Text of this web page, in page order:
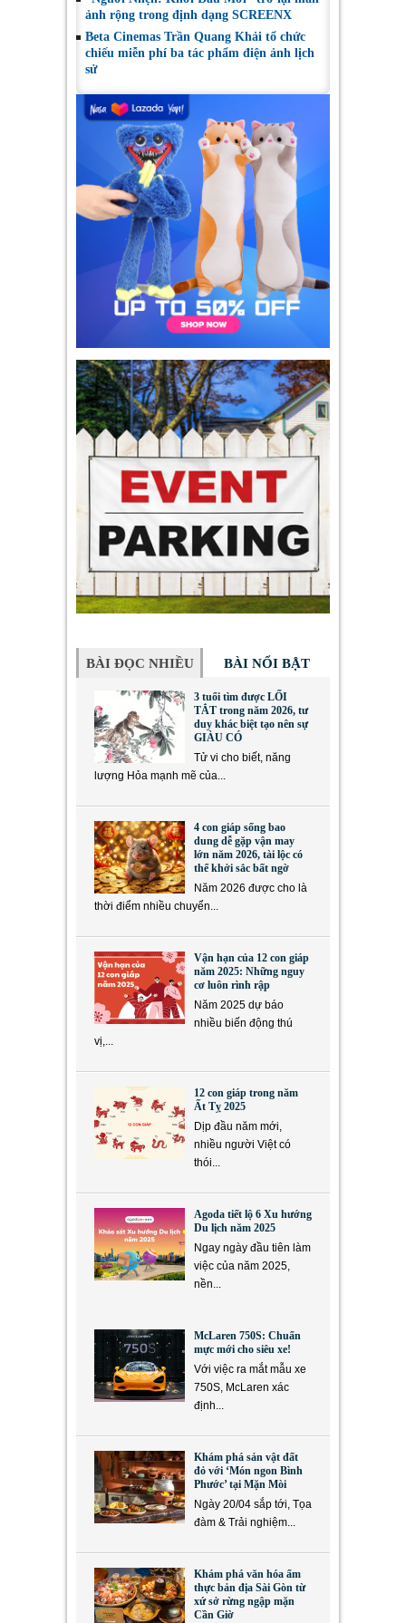
ảnh rộng trong định dạng SCREENX
Beta Cinemas Trần Quang Khải tổ chức
chiếu miễn phí ba tác phẩm điện ảnh lịch
sử
BÀI ĐỌC NHIỀU BÀI NỔI BẬT
3 tuổi tìm được LỐI
TẮT trong năm 2026, tư
duy khác biệt tạo nên sự
GIÀU CÓ
Tử vi cho biết, năng
lượng Hỏa mạnh mẽ của...
4 con giáp sống bao
dung dễ gặp vận may
lớn năm 2026, tài lộc có
thể khởi sắc bất ngờ
Năm 2026 được cho là
thời điểm nhiều chuyển...
Vận hạn của 12 con giáp
năm 2025: Những nguy
cơ luôn rình rập
Năm 2025 dự báo
nhiều biến động thú
vị,...
12 con giáp trong năm
Ất Tỵ 2025
Dịp đầu năm mới,
nhiều người Việt có
thói...
Agoda tiết lộ 6 Xu hướng
Du lịch năm 2025
Ngay ngày đầu tiên làm
việc của năm 2025,
nền...
McLaren 750S: Chuẩn
mực mới cho siêu xe!
Với việc ra mắt mẫu xe
750S, McLaren xác
định...
Khám phá sản vật đất
đỏ với ‘Món ngon Bình
Phước’ tại Mặn Mòi
Ngày 20/04 sắp tới, Tọa
đàm & Trải nghiệm...
Khám phá văn hóa ẩm
thực bản địa Sài Gòn từ
xứ sở rừng ngập mặn
Cần Giờ